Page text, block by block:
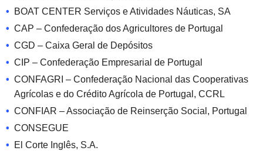
BOAT CENTER Serviços e Atividades Náuticas, SA
CAP – Confederação dos Agricultores de Portugal
CGD – Caixa Geral de Depósitos
CIP – Confederação Empresarial de Portugal
CONFAGRI – Confederação Nacional das Cooperativas
Agrícolas e do Crédito Agrícola de Portugal, CCRL
CONFIAR – Associação de Reinserção Social, Portugal
CONSEGUE
El Corte Inglês, S.A.